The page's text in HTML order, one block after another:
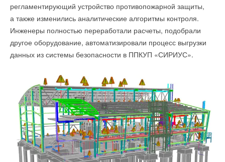
регламентирующий устройство противопожарной защиты,
а также изменились аналитические алгоритмы контроля.
Инженеры полностью переработали расчеты, подобрали
другое оборудование, автоматизировали процесс выгрузки
данных из системы безопасности в ППКУП «СИРИУС».